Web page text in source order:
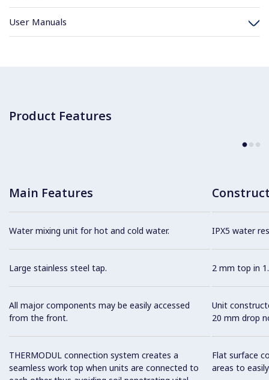
User Manuals
Product Features
Main Features
Water mixing unit for hot and cold water.
Large stainless steel tap.
All major components may be easily accessed
from the front.
THERMODUL connection system creates a
seamless work top when units are connected to
IPX5 water
2 mm top in
Unit
20 mm drop
Flat surface
areas to